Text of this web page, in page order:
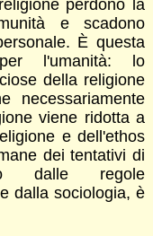
perdono la
e scadono
È questa
l'umanità: lo
della religione
necessariamente
viene ridotta a
e dell'ethos
dei tentativi di
dalle regole
dalla sociologia, è